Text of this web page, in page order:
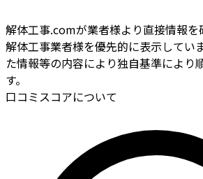
解体工事.comが業者様より直接情報を
解体工事業者様を優先的に表示してい
た情報等の内容により独自基準により
す。
口コミスコアについて